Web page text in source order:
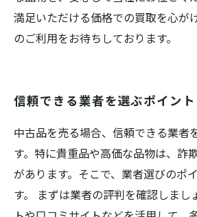
満足いただける価格での買取を心が
のご利用をお待ちしております。
信頼できる業者を選ぶポイント
中古品を売る場合、信頼できる業者
す。特に貴重品や高価な品物は、詐
があります。そこで、業者選びのポ
す。 まずは業者の評判を確認しまし